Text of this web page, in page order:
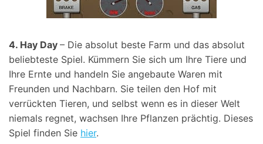
4. Hay Day – Die absolut beste Farm und das absolut
beliebteste Spiel. Kümmern Sie sich um Ihre Tiere und
Ihre Ernte und handeln Sie angebaute Waren mit
Freunden und Nachbarn. Sie teilen den Hof mit
verrückten Tieren, und selbst wenn es in dieser Welt
niemals regnet, wachsen Ihre Pflanzen prächtig. Dieses
Spiel finden Sie hier.